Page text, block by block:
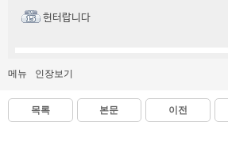
헌터랍니다
메뉴 인장보기
목록 본문 이전